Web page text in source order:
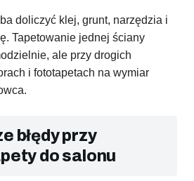
doliczyć klej, grunt, narzędzia i
Tapetowanie jednej ściany
ale przy drogich
i fototapetach na wymiar
błędy przy
do salonu